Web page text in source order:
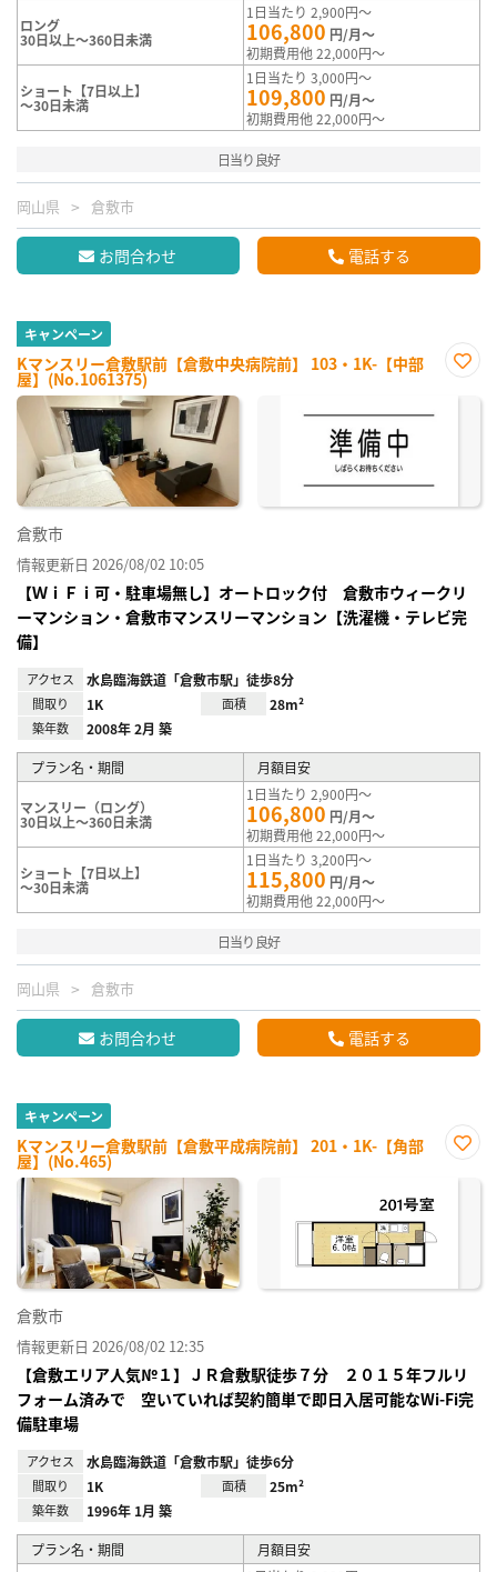
ロング
30日以上～360日未満
1日当たり 2,900円～
106,800 円/月～
初期費用他 22,000円～
ショート【7日以上】
～30日未満
1日当たり 3,000円～
109,800 円/月～
初期費用他 22,000円～
日当り良好
岡山県 倉敷市
お問合わせ 電話する
キャンペーン
Kマンスリー倉敷駅前【倉敷中央病院前】 103・1K-【中部
屋】(No.1061375)
に入
倉敷市
情報更新日 2026/08/02 10:05
【ＷｉＦｉ可・駐車場無し】オートロック付 倉敷市ウィークリ
ーマンション・倉敷市マンスリーマンション【洗濯機・テレビ完
備】
アクセス 水島臨海鉄道「倉敷市駅」徒歩8分
間取り 1K 面積 28m²
築年数 2008年 2月 築
プラン名・期間 月額目安
マンスリー（ロング）
30日以上～360日未満
1日当たり 2,900円～
106,800 円/月～
初期費用他 22,000円～
ショート【7日以上】
～30日未満
1日当たり 3,200円～
115,800 円/月～
初期費用他 22,000円～
日当り良好
岡山県 倉敷市
お問合わせ 電話する
キャンペーン
Kマンスリー倉敷駅前【倉敷平成病院前】 201・1K-【角部
屋】(No.465)
に入
倉敷市
情報更新日 2026/08/02 12:35
【倉敷エリア人気№１】ＪＲ倉敷駅徒歩７分 ２０１５年フルリ
フォーム済みで 空いていれば契約簡単で即日入居可能なWi-Fi完
備駐車場
アクセス 水島臨海鉄道「倉敷市駅」徒歩6分
間取り 1K 面積 25m²
築年数 1996年 1月 築
プラン名・期間 月額目安